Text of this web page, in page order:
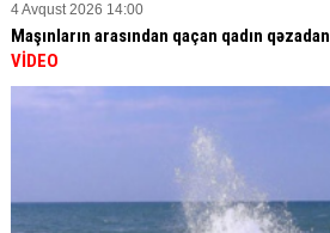
4 Avqust 2026 14:00
Maşınların arasından qaçan qadın qəzadan
VİDEO